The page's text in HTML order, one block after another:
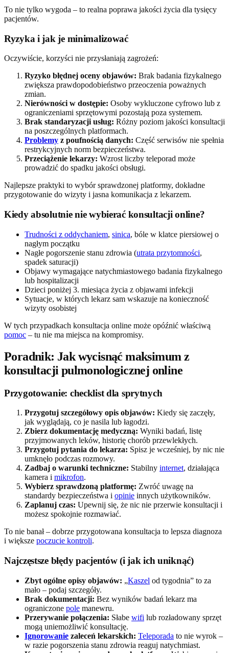
To nie tylko wygoda – to realna poprawa jakości życia dla tysięcy
pacjentów.
Ryzyka i jak je minimalizować
Oczywiście, korzyści nie przysłaniają zagrożeń:
Ryzyko błędnej oceny objawów: Brak badania fizykalnego
zwiększa prawdopodobieństwo przeoczenia poważnych
zmian.
Nierówności w dostępie: Osoby wykluczone cyfrowo lub z
ograniczeniami sprzętowymi pozostają poza systemem.
Brak standaryzacji usług: Różny poziom jakości konsultacji
na poszczególnych platformach.
Problemy z poufnością danych: Część serwisów nie spełnia
restrykcyjnych norm bezpieczeństwa.
Przeciążenie lekarzy: Wzrost liczby teleporad może
prowadzić do spadku jakości obsługi.
Najlepsze praktyki to wybór sprawdzonej platformy, dokładne
przygotowanie do wizyty i jasna komunikacja z lekarzem.
Kiedy absolutnie nie wybierać konsultacji online?
Trudności z oddychaniem, sinica, bóle w klatce piersiowej o
nagłym początku
Nagłe pogorszenie stanu zdrowia (utrata przytomności,
spadek saturacji)
Objawy wymagające natychmiastowego badania fizykalnego
lub hospitalizacji
Dzieci poniżej 3. miesiąca życia z objawami infekcji
Sytuacje, w których lekarz sam wskazuje na konieczność
wizyty osobistej
W tych przypadkach konsultacja online może opóźnić właściwą
pomoc – tu nie ma miejsca na kompromisy.
Poradnik: Jak wycisnąć maksimum z
konsultacji pulmonologicznej online
Przygotowanie: checklist dla sprytnych
Przygotuj szczegółowy opis objawów: Kiedy się zaczęły,
jak wyglądają, co je nasila lub łagodzi.
Zbierz dokumentację medyczną: Wyniki badań, listę
przyjmowanych leków, historię chorób przewlekłych.
Przygotuj pytania do lekarza: Spisz je wcześniej, by nic nie
umknęło podczas rozmowy.
Zadbaj o warunki techniczne: Stabilny internet, działająca
kamera i mikrofon.
Wybierz sprawdzoną platformę: Zwróć uwagę na
standardy bezpieczeństwa i opinie innych użytkowników.
Zaplanuj czas: Upewnij się, że nic nie przerwie konsultacji i
możesz spokojnie rozmawiać.
To nie banał – dobrze przygotowana konsultacja to lepsza diagnoza
i większe poczucie kontroli.
Najczęstsze błędy pacjentów (i jak ich uniknąć)
Zbyt ogólne opisy objawów: „Kaszel od tygodnia” to za
mało – podaj szczegóły.
Brak dokumentacji: Bez wyników badań lekarz ma
ograniczone pole manewru.
Przerywanie połączenia: Słabe wifi lub rozładowany sprzęt
mogą uniemożliwić konsultację.
Ignorowanie zaleceń lekarskich: Teleporada to nie wyrok –
w razie pogorszenia stanu zdrowia reaguj natychmiast.